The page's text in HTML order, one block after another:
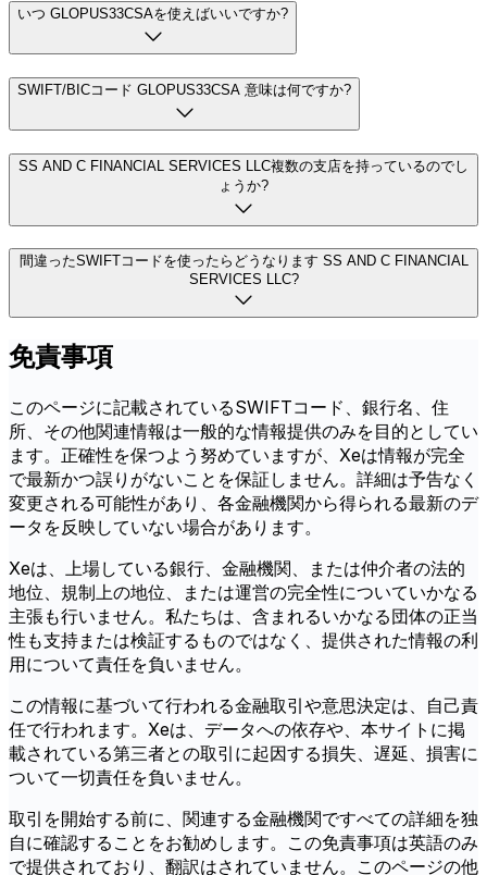
いつ GLOPUS33CSAを使えばいいですか?
SWIFT/BICコード GLOPUS33CSA 意味は何ですか?
SS AND C FINANCIAL SERVICES LLC複数の支店を持っているのでし
ょうか?
間違ったSWIFTコードを使ったらどうなります SS AND C FINANCIAL
SERVICES LLC?
免責事項
このページに記載されているSWIFTコード、銀行名、住
所、その他関連情報は一般的な情報提供のみを目的としてい
ます。正確性を保つよう努めていますが、Xeは情報が完全
で最新かつ誤りがないことを保証しません。詳細は予告なく
変更される可能性があり、各金融機関から得られる最新のデ
ータを反映していない場合があります。
Xeは、上場している銀行、金融機関、または仲介者の法的
地位、規制上の地位、または運営の完全性についていかなる
主張も行いません。私たちは、含まれるいかなる団体の正当
性も支持または検証するものではなく、提供された情報の利
用について責任を負いません。
この情報に基づいて行われる金融取引や意思決定は、自己責
任で行われます。Xeは、データへの依存や、本サイトに掲
載されている第三者との取引に起因する損失、遅延、損害に
ついて一切責任を負いません。
取引を開始する前に、関連する金融機関ですべての詳細を独
自に確認することをお勧めします。この免責事項は英語のみ
で提供されており、翻訳はされていません。このページの他